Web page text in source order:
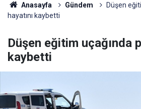
Anasayfa Gündem
Düşen
hayatını kaybetti
Düşen eğitim uçağında
kaybetti